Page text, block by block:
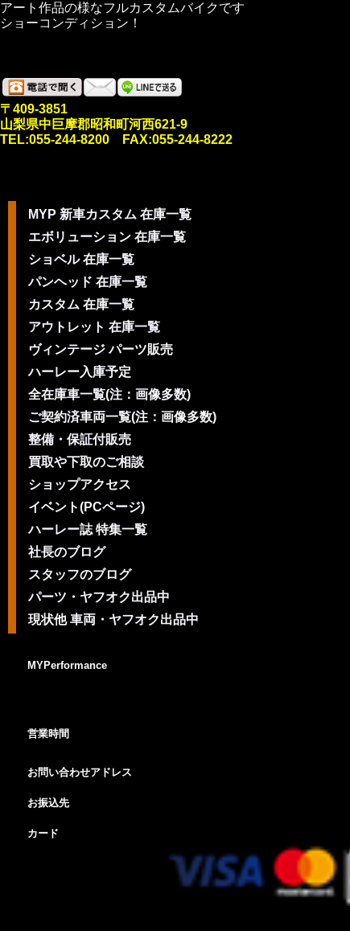
アート作品の様なフルカスタムバイクです
ショーコンディション！
〒409-3851
山梨県中巨摩郡昭和町河西621-9
TEL:055-244-8200 FAX:055-244-8222
MYP 新車カスタム 在庫一覧
エボリューション 在庫一覧
ショベル 在庫一覧
パンヘッド 在庫一覧
カスタム 在庫一覧
アウトレット 在庫一覧
ヴィンテージ パーツ販売
ハーレー入庫予定
全在庫車一覧(注：画像多数)
ご契約済車両一覧(注：画像多数)
整備・保証付販売
買取や下取のご相談
ショップアクセス
イベント(PCページ)
ハーレー誌 特集一覧
社長のブログ
スタッフのブログ
パーツ・ヤフオク出品中
現状他 車両・ヤフオク出品中
MYPerformance
営業時間
お問い合わせアドレス
お振込先
カード